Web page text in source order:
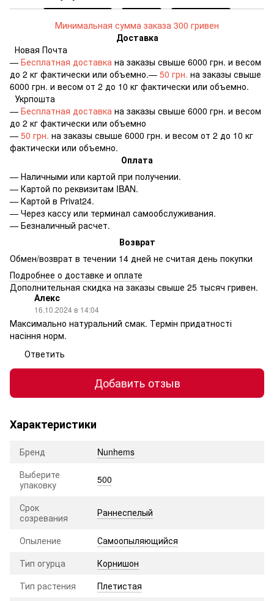
Минимальная сумма заказа 300 гривен
Доставка
Новая Почта
— Бесплатная доставка на заказы свыше 6000 грн. и весом
до 2 кг фактически или объемно.— 50 грн. на заказы свыше
6000 грн. и весом от 2 до 10 кг фактически или объемно.
Укрпошта
— Бесплатная доставка на заказы свыше 6000 грн. и весом
до 2 кг фактически или объемно
— 50 грн. на заказы свыше 6000 грн. и весом от 2 до 10 кг
фактически или объемно.
Оплата
— Наличными или картой при получении.
— Картой по реквизитам IBAN.
— Картой в Privat24.
— Через кассу или терминал самообслуживания.
— Безналичный расчет.
Возврат
Обмен/возврат в течении 14 дней не считая день покупки
Подробнее о доставке и оплате
Дополнительная скидка на заказы свыше 25 тысяч гривен.
Алекс
16.10.2024 в 14:04
Максимально натуральний смак. Термін придатності
насіння норм.
Ответить
Добавить отзыв
Характеристики
Бренд
Nunhems
Выберите
упаковку
500
Срок
созревания
Раннеспелый
Опыление
Самоопыляющийся
Тип огурца
Корнишон
Тип растения
Плетистая